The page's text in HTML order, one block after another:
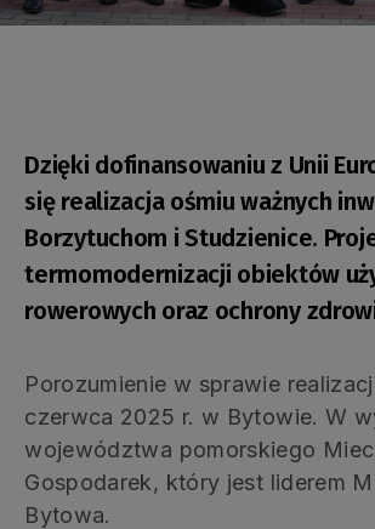
Dzięki dofinansowaniu z Unii
się realizacja ośmiu ważnych
Borzytuchom i Studzienice.
termomodernizacji obiektów
rowerowych oraz ochrony
Porozumienie w sprawie
czerwca 2025 r. w Bytowie. W
województwa pomorskiego
Gospodarek, który jest liderem
Bytowa.